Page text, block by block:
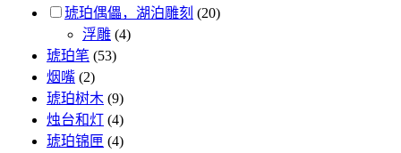
琥珀偶儡，湖泊雕刻 (20)
浮雕 (4)
琥珀笔 (53)
烟嘴 (2)
琥珀树木 (9)
烛台和灯 (4)
琥珀锦匣 (4)